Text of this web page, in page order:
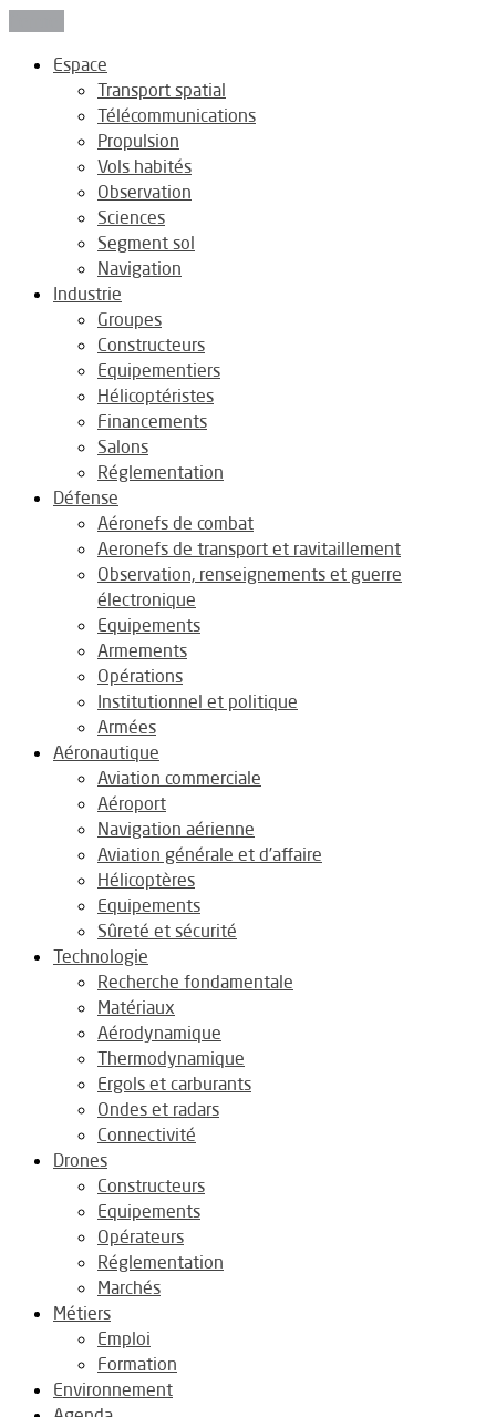
Espace
Transport spatial
Télécommunications
Propulsion
Vols habités
Observation
Sciences
Segment sol
Navigation
Industrie
Groupes
Constructeurs
Equipementiers
Hélicoptéristes
Financements
Salons
Réglementation
Défense
Aéronefs de combat
Aeronefs de transport et ravitaillement
Observation, renseignements et guerre
électronique
Equipements
Armements
Opérations
Institutionnel et politique
Armées
Aéronautique
Aviation commerciale
Aéroport
Navigation aérienne
Aviation générale et d’affaire
Hélicoptères
Equipements
Sûreté et sécurité
Technologie
Recherche fondamentale
Matériaux
Aérodynamique
Thermodynamique
Ergols et carburants
Ondes et radars
Connectivité
Drones
Constructeurs
Equipements
Opérateurs
Réglementation
Marchés
Métiers
Emploi
Formation
Environnement